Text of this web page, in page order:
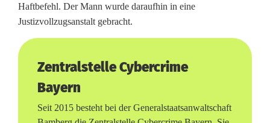
n
e
Haftbefehl. Der Mann wurde daraufhin in eine
Justizvollzugsanstalt gebracht.
Zentralstelle Cybercrime
Bayern
Seit 2015 besteht bei der Generalstaatsanwaltschaft